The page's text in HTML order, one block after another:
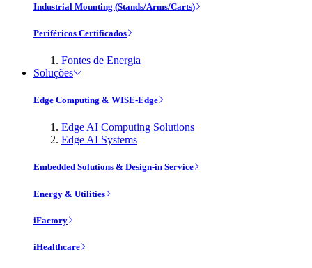
Industrial Mounting (Stands/Arms/Carts)
Periféricos Certificados
Fontes de Energia
Soluções
Edge Computing & WISE-Edge
Edge AI Computing Solutions
Edge AI Systems
Embedded Solutions & Design-in Service
Energy & Utilities
iFactory
iHealthcare